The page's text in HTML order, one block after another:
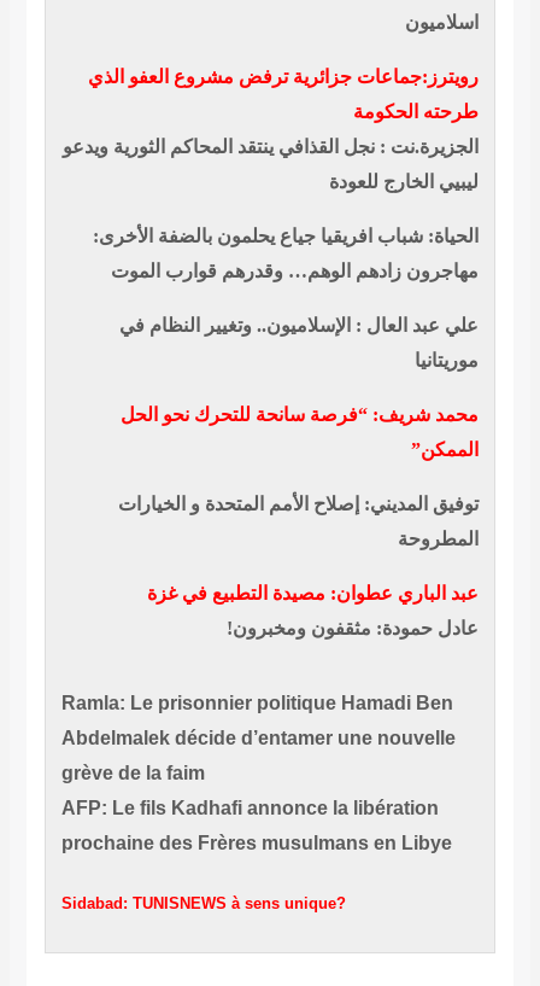
اسلاميون
رويترز:جماعات جزائرية ترفض مشروع العفو الذي
طرحته الحكومة
الجزيرة.نت : نجل القذافي ينتقد المحاكم الثورية ويدعو
ليبيي الخارج للعودة
الحياة: شباب افريقيا جياع يحلمون بالضفة الأخرى:
مهاجرون زادهم الوهم… وقدرهم قوارب الموت
علي عبد العال : الإسلاميون.. وتغيير النظام في
موريتانيا
محمد شريف: “فرصة سانحة للتحرك نحو الحل
الممكن”
توفيق المديني: إصلاح الأمم المتحدة و الخيارات
المطروحة
عبد الباري عطوان: مصيدة التطبيع في غزة
عادل حمودة: مثقفون ومخبرون‏!‏
Ramla: Le prisonnier politique Hamadi Ben
Abdelmalek décide d’entamer une nouvelle
grève de la faim
AFP: Le fils Kadhafi annonce la libération
prochaine des Frères musulmans en Libye
Sidabad: TUNISNEWS à sens unique?